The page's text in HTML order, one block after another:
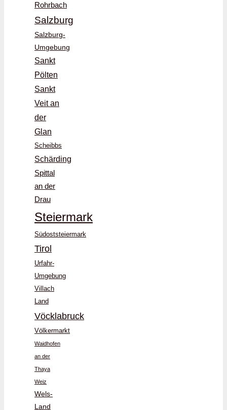
Rohrbach
Salzburg
Salzburg-
Umgebung
Sankt
Pölten
Sankt
Veit an
der
Glan
Scheibbs
Schärding
Spittal
an der
Drau
Steiermark
Südoststeiermark
Tirol
Urfahr-
Umgebung
Villach
Land
Vöcklabruck
Völkermarkt
Waidhofen
an der
Thaya
Weiz
Wels-
Land